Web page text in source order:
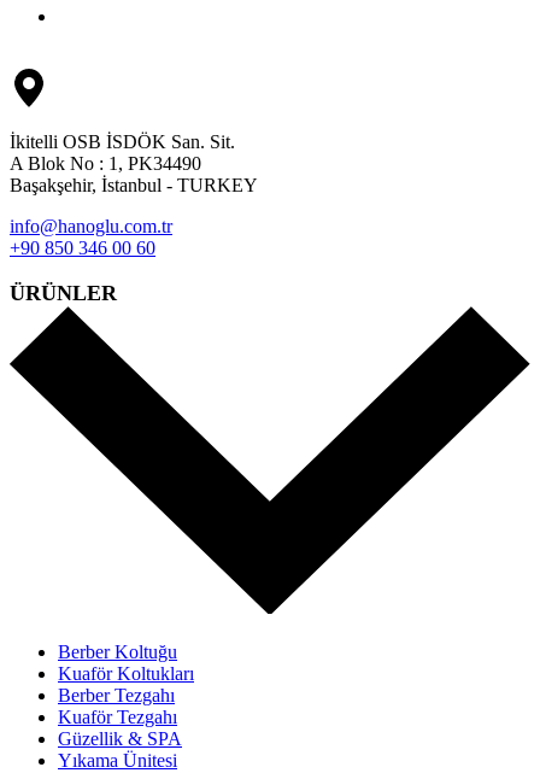
İkitelli OSB İSDÖK San. Sit.
A Blok No : 1, PK34490
Başakşehir, İstanbul - TURKEY
info@hanoglu.com.tr
+90 850 346 00 60
ÜRÜNLER
Berber Koltuğu
Kuaför Koltukları
Berber Tezgahı
Kuaför Tezgahı
Güzellik & SPA
Yıkama Ünitesi